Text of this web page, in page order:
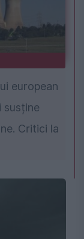
european
susține
Critici la